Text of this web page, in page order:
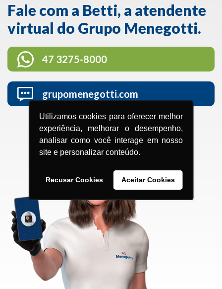
Utilizamos cookies para oferecer melhor
experiência, melhorar o desempenho,
analisar como você interage em nosso
site e personalizar conteúdo.
Recusar Cookies Aceitar Cookies
Fale com a Betti, a atendente
virtual do Grupo Menegotti.
47 3275-8000
grupomenegotti.com